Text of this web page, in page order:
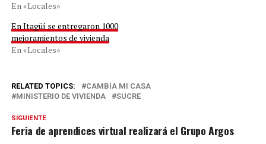
En «Locales»
En Itagüí se entregaron 1000
mejoramientos de vivienda
En «Locales»
RELATED TOPICS:
CAMBIA MI CASA
MINISTERIO DE VIVIENDA
SUCRE
SIGUIENTE
Feria de aprendices virtual realizará el Grupo Argos